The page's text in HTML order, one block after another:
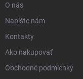
O nás
Napíšte nám
Kontakty
Ako nakupovať
Obchodné podmienky